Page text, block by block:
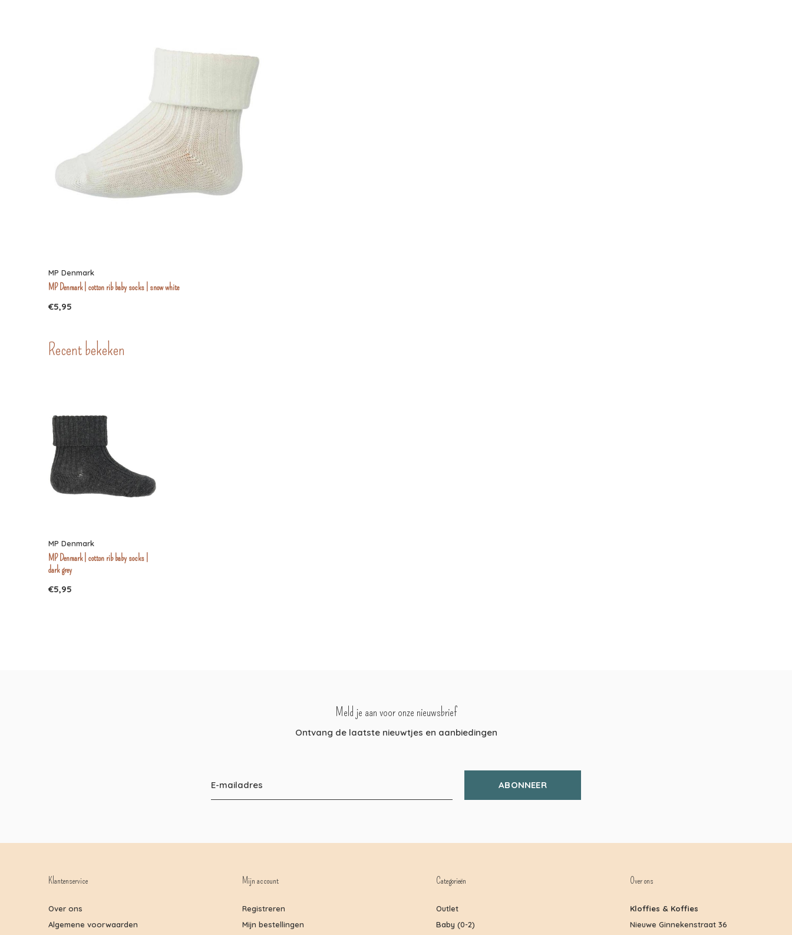
MP Denmark
MP Denmark | cotton rib baby socks | snow white
€5,95
Recent bekeken
MP Denmark
MP Denmark | cotton rib baby socks |
dark grey
€5,95
Meld je aan voor onze nieuwsbrief
Ontvang de laatste nieuwtjes en aanbiedingen
ABONNEER
Klantenservice
Over ons
Algemene voorwaarden
Mijn account
Registreren
Mijn bestellingen
Categorieën
Outlet
Baby (0-2)
Over ons
Kloffies & Koffies
Nieuwe Ginnekenstraat 36